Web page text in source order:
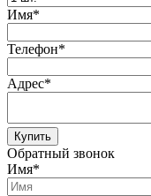
Имя*
Телефон*
Адрес*
Купить
Обратный звонок
Имя*